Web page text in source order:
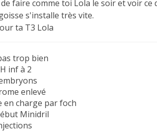
de faire comme toi Lola le soir et voir
s'installe très vite.
ta T3 Lola
trop bien
inf à 2
enlevé
en charge par foch
Minidril